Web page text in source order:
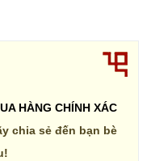
HÀNG CHÍNH XÁC
chia sẻ đến bạn bè